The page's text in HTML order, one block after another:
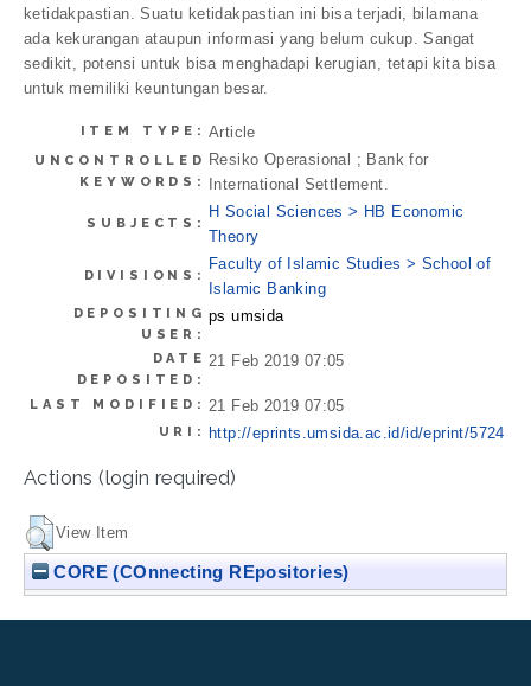
ketidakpastian. Suatu ketidakpastian ini bisa terjadi, bilamana
ada kekurangan ataupun informasi yang belum cukup. Sangat
sedikit, potensi untuk bisa menghadapi kerugian, tetapi kita bisa
untuk memiliki keuntungan besar.
ITEM TYPE: Article
UNCONTROLLED
KEYWORDS:
Resiko Operasional ; Bank for
International Settlement.
SUBJECTS:
H Social Sciences > HB Economic
Theory
DIVISIONS:
Faculty of Islamic Studies > School of
Islamic Banking
DEPOSITING
USER:
ps umsida
DATE
DEPOSITED:
21 Feb 2019 07:05
LAST MODIFIED: 21 Feb 2019 07:05
URI: http://eprints.umsida.ac.id/id/eprint/5724
Actions (login required)
View Item
CORE (COnnecting REpositories)